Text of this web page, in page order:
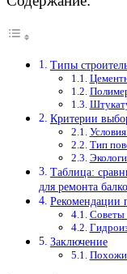
Типы
Критерии
Тип
Таблица:
для ремонта
Рекомендации
Советы
Заключение